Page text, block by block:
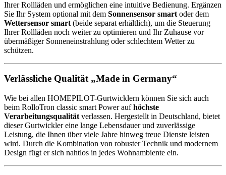
Ihrer Rollläden und ermöglichen eine intuitive Bedienung. Ergänzen
Sie Ihr System optional mit dem Sonnensensor smart oder dem
Wettersensor smart (beide separat erhältlich), um die Steuerung
Ihrer Rollläden noch weiter zu optimieren und Ihr Zuhause vor
übermäßiger Sonneneinstrahlung oder schlechtem Wetter zu
schützen.
Verlässliche Qualität „Made in Germany“
Wie bei allen HOMEPILOT-Gurtwicklern können Sie sich auch
beim RolloTron classic smart Power aufhöchste
Verarbeitungsqualität verlassen. Hergestellt in Deutschland, bietet
dieser Gurtwickler eine lange Lebensdauer und zuverlässige
Leistung, die Ihnen über viele Jahre hinweg treue Dienste leisten
wird. Durch die Kombination von robuster Technik und modernem
Design fügt er sich nahtlos in jedes Wohnambiente ein.